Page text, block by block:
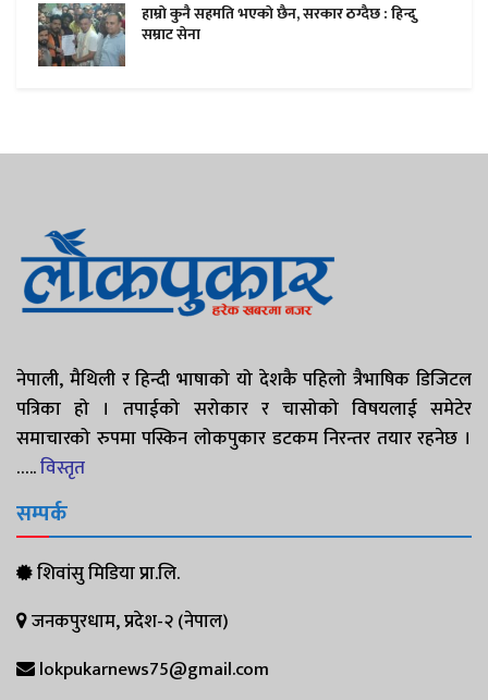
हाम्राे कुनै सहमति भएकाे छैन, सरकार ठग्दैछ : हिन्दु
सम्राट सेना
नेपाली, मैथिली र हिन्दी भाषाको यो देशकै पहिलो त्रैभाषिक डिजिटल
पत्रिका हो । तपाईको सरोकार र चासोको विषयलाई समेटेर
समाचारको रुपमा पस्किन लोकपुकार डटकम निरन्तर तयार रहनेछ ।
…..विस्तृत
सम्पर्क
शिवांसु मिडिया प्रा.लि.
जनकपुरधाम, प्रदेश-२ (नेपाल)
lokpukarnews75@gmail.com